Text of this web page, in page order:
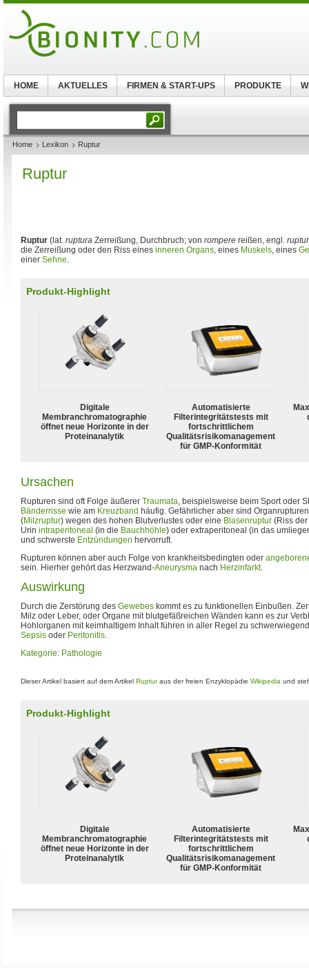
Home Lexikon Ruptur
Ruptur
Ruptur (lat. ruptura Zerreißung, Durchbruch; von rompere reißen, engl.
die Zerreißung oder den Riss eines inneren Organs, eines Muskels, eines
einer Sehne.
Produkt-Highlight
Digitale
Membranchromatographie
öffnet neue Horizonte in der
Proteinanalytik
Automatisierte
Filterintegritätstests mit
fortschrittlichem
Qualitätsrisikomanagement
für GMP-Konformität
Ursachen
Rupturen sind oft Folge äußerer Traumata, beispielsweise beim Sport oder
Bänderrisse wie am Kreuzband häufig. Gefährlicher aber sind
(Milzruptur) wegen des hohen Blutverlustes oder eine Blasenruptur (Riss der
Urin intraperitoneal (in die Bauchhöhle) oder extraperitoneal (in das
und schwerste Entzündungen hervorruft.
Rupturen können aber auch Folge von krankheitsbedingten oder
sein. Hierher gehört das Herzwand-Aneurysma nach Herzinfarkt.
Auswirkung
Durch die Zerstörung des Gewebes kommt es zu funktionellen Einbußen.
Milz oder Leber, oder Organe mit blutgefäßreichen Wänden kann es zur
Hohlorganen mit keimhaltigem Inhalt führen in aller Regel zu
Sepsis oder Peritonitis.
Kategorie: Pathologie
Dieser Artikel basiert auf dem Artikel Rupturaus der freien Enzyklopädie Wikipedia und
Produkt-Highlight
Digitale
Membranchromatographie
öffnet neue Horizonte in der
Proteinanalytik
Automatisierte
Filterintegritätstests mit
fortschrittlichem
Qualitätsrisikomanagement
für GMP-Konformität
HOME AKTUELLES FIRMEN & START-UPS PRODUKTE